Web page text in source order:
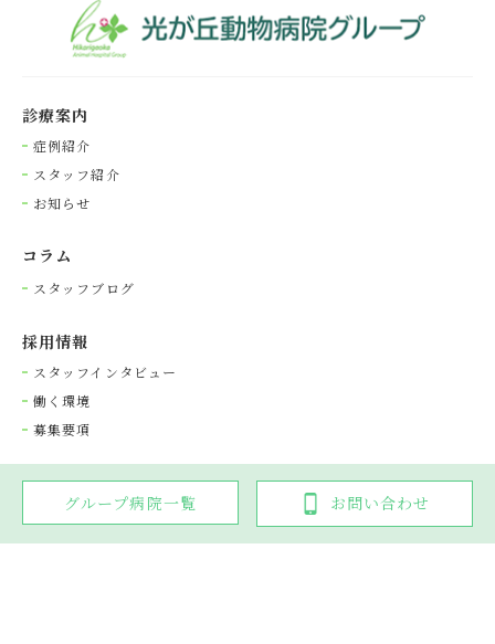
診療案内
症例紹介
スタッフ紹介
お知らせ
コラム
スタッフブログ
採⽤情報
スタッフインタビュー
働く環境
募集要項
Copyright © 光が丘動物病院グループ. All rights reserved.
グループ病院一覧 お問い合わせ